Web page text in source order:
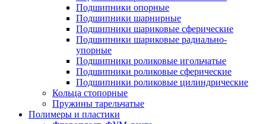
Подшипники опорные
Подшипники шарнирные
Подшипники шариковые сферические
Подшипники шариковые радиально-
упорные
Подшипники роликовые игольчатые
Подшипники роликовые сферические
Подшипники роликовые цилиндрические
Кольца стопорные
Пружины тарельчатые
Полимеры и пластики